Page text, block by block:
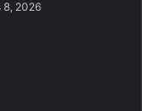
8, 2026